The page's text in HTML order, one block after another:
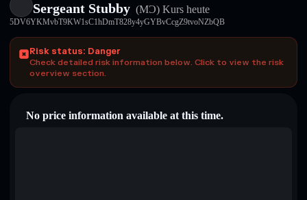
Sergeant Stubby (MƆ) Kurs heute
5DV6YKMvbT9KW1sC1hDmT828y4yGYBvCcgZ9tvoNZbQB
Risk status: Danger
Check detailed risk information below. Click to view the risk
overview section.
No price information available at this time.